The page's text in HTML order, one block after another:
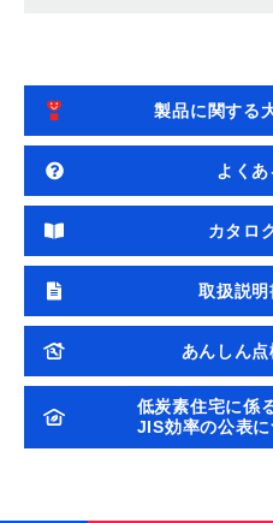
製品に関する
よくあ
カタロ
取扱説明
あんしん
低炭素住宅に係
JIS効率の公表に